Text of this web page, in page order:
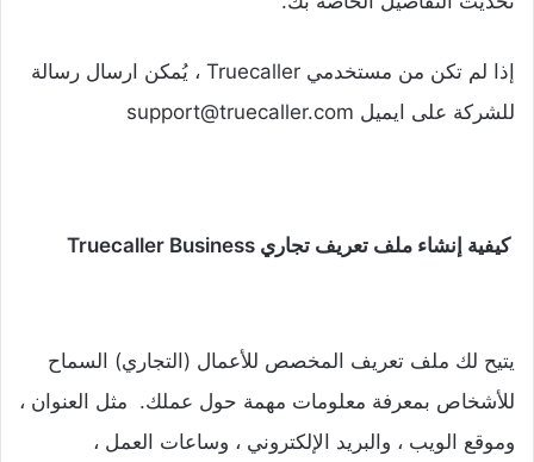
إذا لم تكن من مستخدمي Truecaller ، يُمكن ارسال رسالة
للشركة على ايميل support@truecaller.com
كيفية إنشاء ملف تعريف تجاري Truecaller Business
يتيح لك ملف تعريف المخصص للأعمال (التجاري) السماح
للأشخاص بمعرفة معلومات مهمة حول عملك. مثل العنوان ،
وموقع الويب ، والبريد الإلكتروني ، وساعات العمل ،